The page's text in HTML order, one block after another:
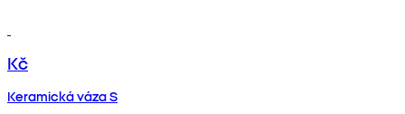
Kč
Keramická váza S